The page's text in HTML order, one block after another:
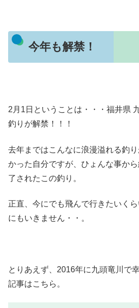
今年も解禁！
2月1日ということは・・・福井県
釣りが解禁！！！
去年まではこんなに浪漫溢れる釣
かった自分ですが、ひょんな事か
了されたこの釣り。
正直、今にでも飛んで行きたいく
にもいきません・・。
とりあえず、2016年に九頭竜川で
記事はこちら。